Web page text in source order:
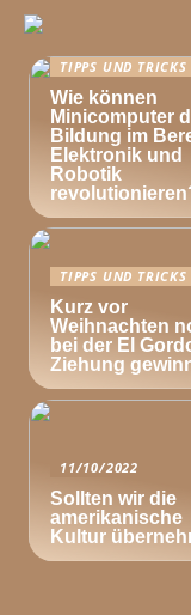
TIPPS UND TRICKS
Wie können
Minicomputer
Bildung im
Elektronik und
Robotik
TIPPS UND TRICKS
Kurz vor
Weihnachten
bei der El
Ziehung
11/10/2022
Sollten wir die
amerikanische
Kultur